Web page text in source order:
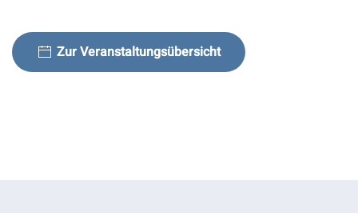
Zur Veranstaltungsübersicht